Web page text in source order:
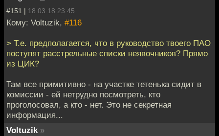
#151 | 18.03.18 23:45
Кому: Voltuzik, #116
> Т.е. предполагается, что в руководство твоего ПАО
поступят расстрельные списки неявочников? Прямо
из ЦИК?
Там все примитивно - на участке тетенька сидит в
комиссии - ей нетрудно посмотреть, кто
проголосовал, а кто - нет. Это не секретная
информация...
Voltuzik »